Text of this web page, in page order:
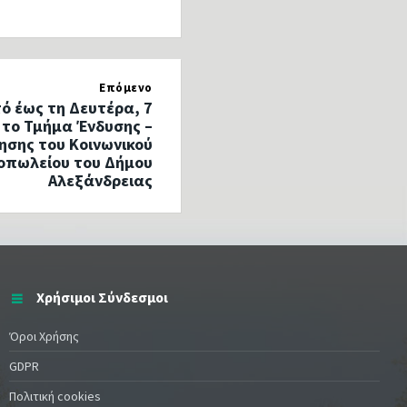
Επόμενο
έως τη Δευτέρα, 7
Τμήμα Ένδυσης –
του Κοινωνικού
του Δήμου
Αλεξάνδρειας
Χρήσιμοι Σύνδεσμοι
Όροι Χρήσης
GDPR
Πολιτική cookies